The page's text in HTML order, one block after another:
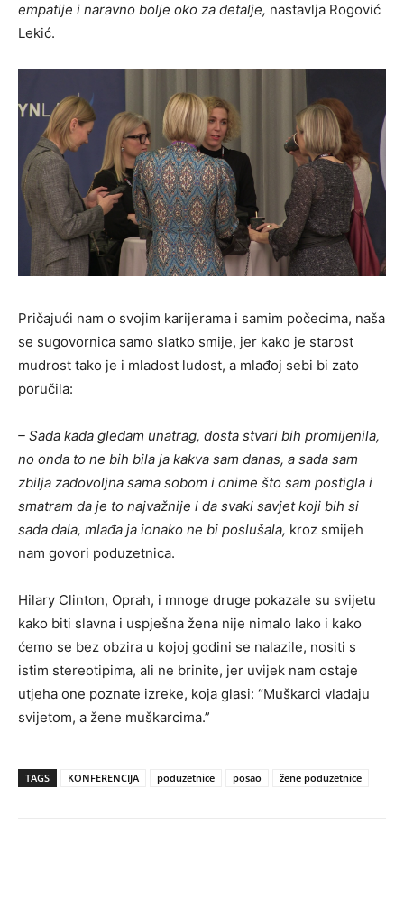
empatije i naravno bolje oko za detalje, nastavlja Rogović
Lekić.
Pričajući nam o svojim karijerama i samim počecima, naša
se sugovornica samo slatko smije, jer kako je starost
mudrost tako je i mladost ludost, a mlađoj sebi bi zato
poručila:
– Sada kada gledam unatrag, dosta stvari bih promijenila,
no onda to ne bih bila ja kakva sam danas, a sada sam
zbilja zadovoljna sama sobom i onime što sam postigla i
smatram da je to najvažnije i da svaki savjet koji bih si
sada dala, mlađa ja ionako ne bi poslušala, kroz smijeh
nam govori poduzetnica.
Hilary Clinton, Oprah, i mnoge druge pokazale su svijetu
kako biti slavna i uspješna žena nije nimalo lako i kako
ćemo se bez obzira u kojoj godini se nalazile, nositi s
istim stereotipima, ali ne brinite, jer uvijek nam ostaje
utjeha one poznate izreke, koja glasi: “Muškarci vladaju
svijetom, a žene muškarcima.”
TAGS KONFERENCIJA poduzetnice posao žene poduzetnice